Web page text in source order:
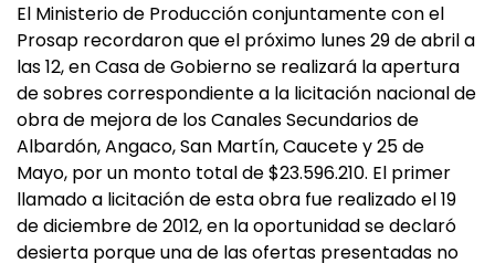
El Ministerio de Producción conjuntamente con el
Prosap recordaron que el próximo lunes 29 de abril a
las 12, en Casa de Gobierno se realizará la apertura
de sobres correspondiente a la licitación nacional de
obra de mejora de los Canales Secundarios de
Albardón, Angaco, San Martín, Caucete y 25 de
Mayo, por un monto total de $23.596.210. El primer
llamado a licitación de esta obra fue realizado el 19
de diciembre de 2012, en la oportunidad se declaró
desierta porque una de las ofertas presentadas no